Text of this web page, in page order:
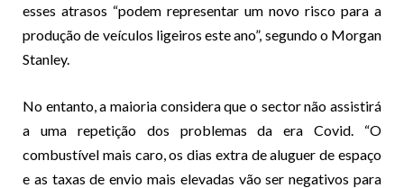
esses atrasos “podem representar um novo risco para a
produção de veículos ligeiros este ano”, segundo o Morgan
Stanley.
No entanto, a maioria considera que o sector não assistirá
a uma repetição dos problemas da era Covid. “O
combustível mais caro, os dias extra de aluguer de espaço
e as taxas de envio mais elevadas vão ser negativos para